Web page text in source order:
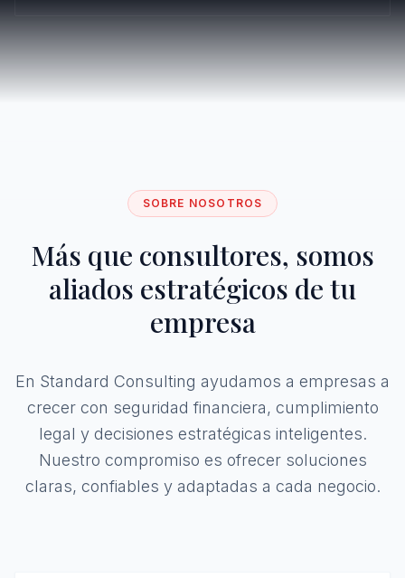
SOBRE NOSOTROS
Más que consultores, somos
aliados estratégicos de tu
empresa
En Standard Consulting ayudamos a empresas a
crecer con seguridad financiera, cumplimiento
legal y decisiones estratégicas inteligentes.
Nuestro compromiso es ofrecer soluciones
claras, confiables y adaptadas a cada negocio.